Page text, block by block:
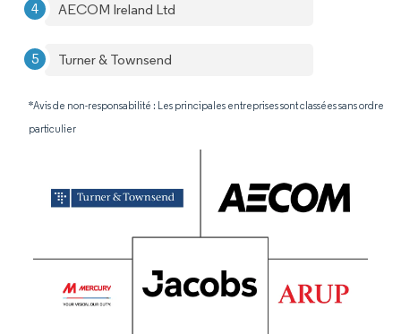
AECOM Ireland Ltd
Turner & Townsend
*Avis de non-responsabilité : Les principales entreprises sont classées sans ordre
particulier